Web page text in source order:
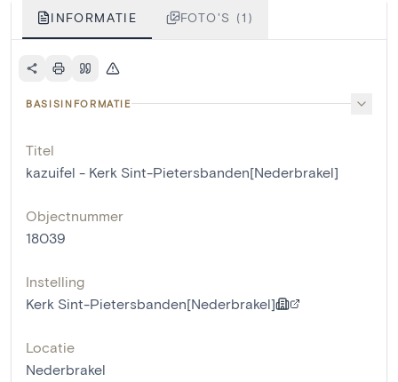
INFORMATIE FOTO'S (1)
BASISINFORMATIE
Titel
kazuifel - Kerk Sint-Pietersbanden[Nederbrakel]
Objectnummer
18039
Instelling
Kerk Sint-Pietersbanden[Nederbrakel]
Locatie
Nederbrakel